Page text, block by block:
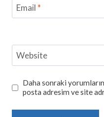
Email *
Website
Daha sonraki
posta adresim ve site